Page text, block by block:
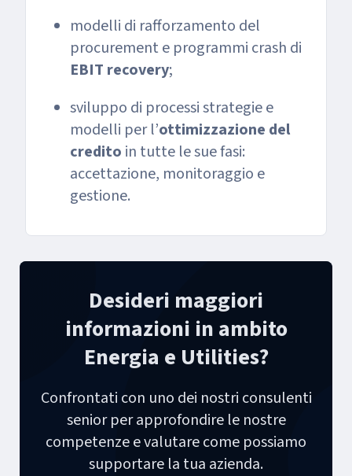
modelli di rafforzamento del
procurement e programmi crash di
EBIT recovery;
sviluppo di processi strategie e
modelli per l’ottimizzazione del
credito in tutte le sue fasi:
accettazione, monitoraggio e
gestione.
Desideri maggiori
informazioni in ambito
Energia e Utilities?
Confrontati con uno dei nostri consulenti
senior per approfondire le nostre
competenze e valutare come possiamo
supportare la tua azienda.